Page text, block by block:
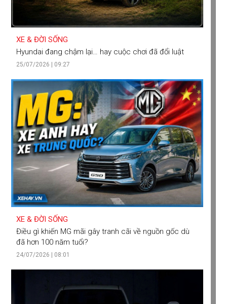
XE & ĐỜI SỐNG
Hyundai đang chậm lại… hay cuộc chơi đã đổi luật
25/07/2026 | 09:27
XE & ĐỜI SỐNG
Điều gì khiến MG mãi gây tranh cãi về nguồn gốc dù
đã hơn 100 năm tuổi?
24/07/2026 | 08:01